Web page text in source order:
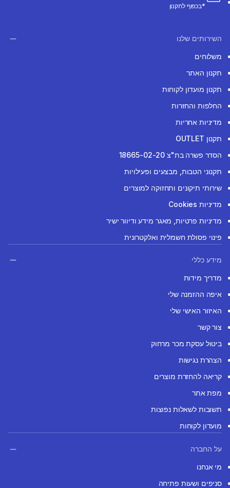
*בכפוף לתקנון
השירותים שלנו
משלוחים
תקנון האתר
תקנון מועדון לקוחות
החלפות והחזרות
מדיניות אחריות
תקנון OUTLET
הסדר פשרה בת"צ 18665-02-20
תקנוני הטבות, מבצעים ופעילויות
שירותי תיקונים ותחזוקה למוצרים
מדיניות Cookies
מדיניות פרטיות, מאגר מידע ודיוור ישיר
פינוי פסולת חשמלית ואלקטרונית
מידע כללי
מדריך מידות
איפה ההזמנה שלי
האיזור האישי שלי
צור קשר
ביטול עסקת מכר מרחוק
הצהרת נגישות
קריאה להחזרת מוצרים
מפת אתר
תשובות לשאלות נפוצות
מועדון לקוחות
על החברה
מי אנחנו
סניפים ושעות פתיחה